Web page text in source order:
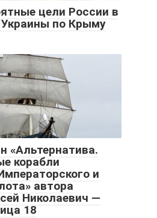
цели России в
Украины по Крыму
«Альтернатива.
корабли
и
автора
Николаевич —
18